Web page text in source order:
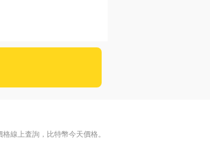
線上査詢，比特幣今天價格。